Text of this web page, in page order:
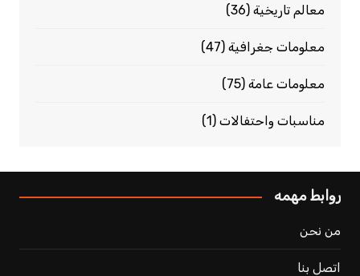
معالم تاريخية(36)
معلومات جغرافية(47)
معلومات عامة(75)
مناسبات واحتفالات(1)
روابط مهمه
من نحن
اتصل بنا